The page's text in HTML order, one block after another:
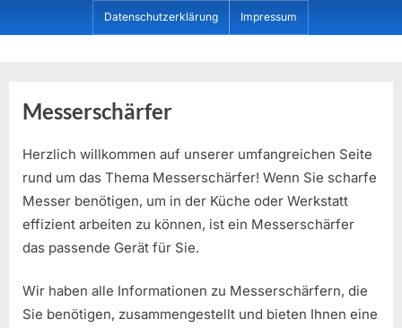
to
Datenschutzerklärung Impressum
Messerschärfer
Herzlich willkommen auf unserer umfangreichen Seite
rund um das Thema Messerschärfer! Wenn Sie scharfe
Messer benötigen, um in der Küche oder Werkstatt
effizient arbeiten zu können, ist ein Messerschärfer
das passende Gerät für Sie.
Wir haben alle Informationen zu Messerschärfern, die
Sie benötigen, zusammengestellt und bieten Ihnen eine